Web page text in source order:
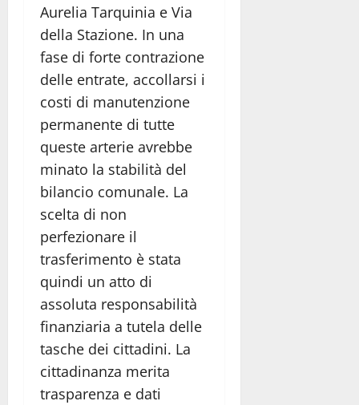
Aurelia Tarquinia e Via
della Stazione. In una
fase di forte contrazione
delle entrate, accollarsi i
costi di manutenzione
permanente di tutte
queste arterie avrebbe
minato la stabilità del
bilancio comunale. La
scelta di non
perfezionare il
trasferimento è stata
quindi un atto di
assoluta responsabilità
finanziaria a tutela delle
tasche dei cittadini. La
cittadinanza merita
trasparenza e dati